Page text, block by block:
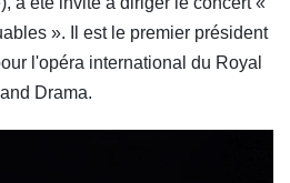
». Il est le premier président
l'opéra international du Royal
Drama.